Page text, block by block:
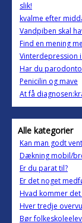
slik!
kvalme efter
Vandpiben skal
Find en mening
Vinterdepression i
Har du
Penicilin og mave
At få
Alle kategorier
Kan man godt
Dækning mobil/
Er du parat til?
Er det noget
Hvad kommer det
Hver tredje
Bør